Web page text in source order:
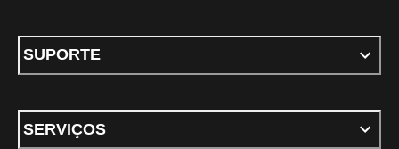
SUPORTE
SERVIÇOS